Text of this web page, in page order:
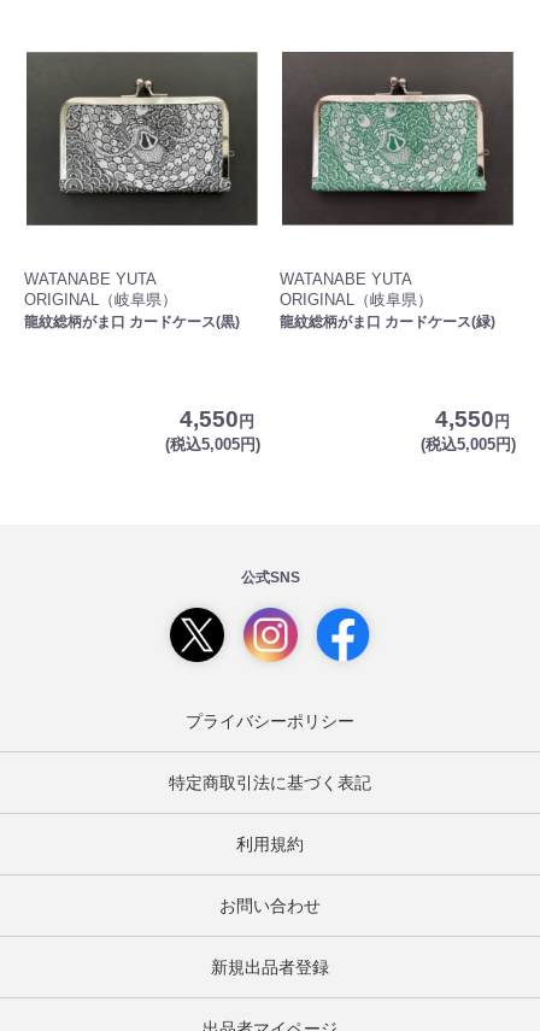
WATANABE YUTA
ORIGINAL（岐阜県）
龍紋総柄がま口 カードケース(黒)
4,550 円
(税込5,005円)
WATANABE YUTA
ORIGINAL（岐阜県）
龍紋総柄がま口 カードケース(緑)
4,550 円
(税込5,005円)
公式SNS
プライバシーポリシー
特定商取引法に基づく表記
利用規約
お問い合わせ
新規出品者登録